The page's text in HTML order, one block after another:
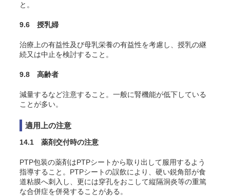
と。
9.6 授乳婦
治療上の有益性及び母乳栄養の有益性を考慮し、授乳の継
続又は中止を検討すること。
9.8 高齢者
減量するなど注意すること。一般に腎機能が低下している
ことが多い。
適用上の注意
14.1 薬剤交付時の注意
PTP包装の薬剤はPTPシートから取り出して服用するよう
指導すること。PTPシートの誤飲により、硬い鋭角部が食
道粘膜へ刺入し、更には穿孔をおこして縦隔洞炎等の重篤
な合併症を併発することがある。